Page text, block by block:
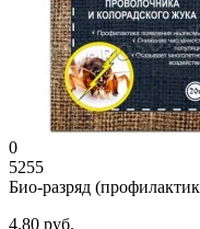
0
5255
Био-разряд
4.80 руб.